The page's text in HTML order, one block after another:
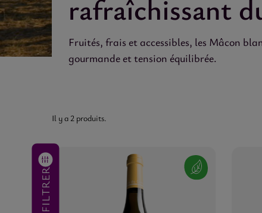
rafraîchissant
Fruités, frais et accessibles, les Mâcon
gourmande et tension équilibrée.
FILTRER
Il y a 2 produits.